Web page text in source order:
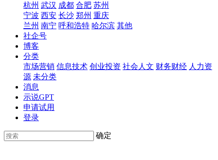
杭州 武汉 成都 合肥 苏州
宁波 西安 长沙 郑州 重庆
兰州 南宁 呼和浩特 哈尔滨 其他
社企号
博客
分类
市场营销 信息技术 创业投资 社会人文 财务财经 人力资
源 未分类
消息
示说GPT
申请试用
登录
确定